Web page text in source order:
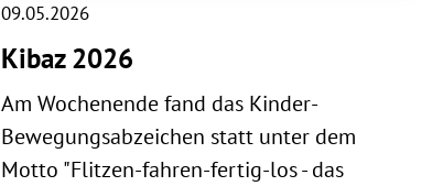
09.05.2026
Kibaz 2026
Am Wochenende fand das Kinder-
Bewegungsabzeichen statt unter dem
Motto "Flitzen-fahren-fertig-los - das